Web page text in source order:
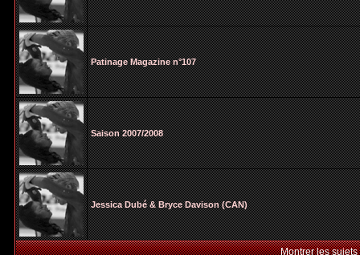
Patinage Magazine n°107
Saison 2007/2008
Jessica Dubé & Bryce Davison (CAN)
Montrer les